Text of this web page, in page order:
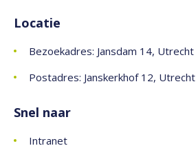
Locatie
Bezoekadres: Jansdam 14, Utrecht
Postadres: Janskerkhof 12, Utrecht
Snel naar
Intranet